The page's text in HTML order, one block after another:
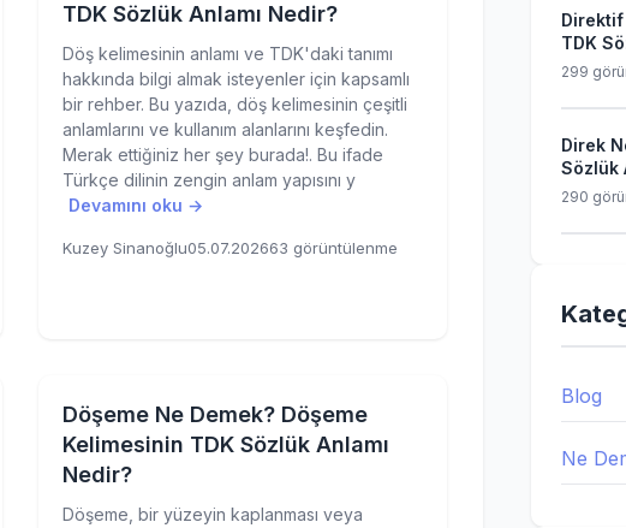
TDK Sözlük Anlamı Nedir?
Döş kelimesinin anlamı ve TDK'daki tanımı
hakkında bilgi almak isteyenler için kapsamlı
bir rehber. Bu yazıda, döş kelimesinin çeşitli
anlamlarını ve kullanım alanlarını keşfedin.
Merak ettiğiniz her şey burada!. Bu ifade
Türkçe dilinin zengin anlam yapısını y
Devamını oku →
Kuzey Sinanoğlu05.07.202663 görüntülenme
Döşeme Ne Demek? Döşeme
Kelimesinin TDK Sözlük Anlamı
Nedir?
Döşeme, bir yüzeyin kaplanması veya
Direktif
TDK
299
Direk
Sözlük
290
Blog
Ne